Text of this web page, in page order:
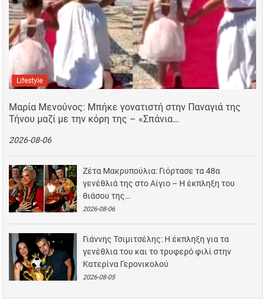
Lifestyle
Μαρία Μενούνος: Μπήκε γονατιστή στην Παναγιά της
Τήνου μαζί με την κόρη της – «Σπάνια…
2026-08-06
Ζέτα Μακρυπούλια: Γιόρτασε τα 48α
γενέθλιά της στο Αίγιο – Η έκπληξη του
θιάσου της…
2026-08-06
Γιάννης Τσιμιτσέλης: Η έκπληξη για τα
γενέθλια του και το τρυφερό φιλί στην
Κατερίνα Γερονικολού
2026-08-05